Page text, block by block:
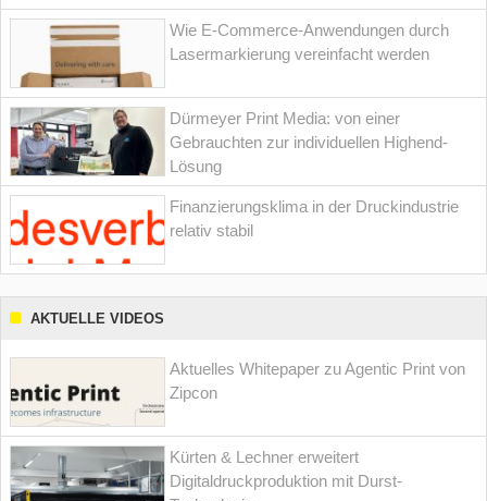
Wie E-Commerce-Anwendungen durch
Lasermarkierung vereinfacht werden
Dürmeyer Print Media: von einer
Gebrauchten zur individuellen Highend-
Lösung
Finanzierungsklima in der Druckindustrie
relativ stabil
AKTUELLE VIDEOS
Aktuelles Whitepaper zu Agentic Print von
Zipcon
Kürten & Lechner erweitert
Digitaldruckproduktion mit Durst-